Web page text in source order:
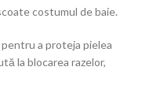
costumul de baie.
a proteja pielea
la blocarea razelor,